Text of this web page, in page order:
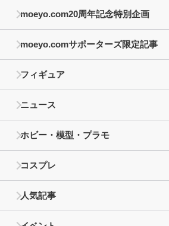
moeyo.com20周年記念特別企画
moeyo.comサポーターズ限定記事
フィギュア
ニュース
ホビー・模型・プラモ
コスプレ
人気記事